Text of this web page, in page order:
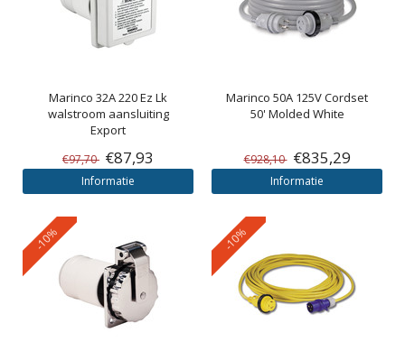
Marinco 32A 220 Ez Lk
walstroom aansluiting
Export
€97,70 €87,93
Informatie
Marinco 50A 125V Cordset
50' Molded White
€928,10 €835,29
Informatie
-10% -10%